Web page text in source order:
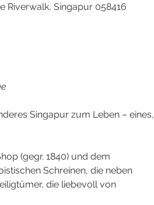
Riverwalk, Singapur 058416
Singapur zum Leben – eines,
(gegr. 1840) und dem
Schreinen, die neben
die liebevoll von